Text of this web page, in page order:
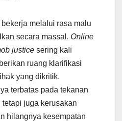
melalui rasa malu
secara massal. Online
justice sering kali
ruang klarifikasi
yang dikritik.
terbatas pada tekanan
juga kerusakan
hilangnya kesempatan